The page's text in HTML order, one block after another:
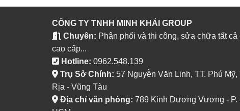
CÔNG TY TNHH MINH KHẢI GROUP
Chuyên: Phân phối và thi công, sửa chữa tất
cao cấp...
Hotline: 0962.548.139
Trụ Sở Chính: 57 Nguyễn Văn Linh, TT. Phú
Rịa - Vũng Tàu
Địa chỉ văn phòng: 789 Kinh Dương Vương - P.